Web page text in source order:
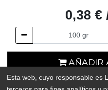
0,38€
AÑADIR
En existencias
Esta web, cuyo responsable es